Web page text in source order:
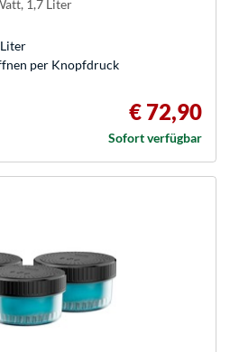
1,7 Liter
per Knopfdruck
€ 72,90
Sofort verfügbar